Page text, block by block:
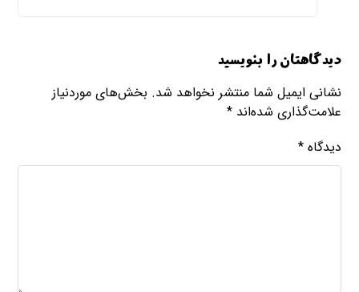
دیدگاهتان را بنویسید
نشانی ایمیل شما منتشر نخواهد شد. بخش‌های موردنیاز
علامت‌گذاری شده‌اند*
دیدگاه*